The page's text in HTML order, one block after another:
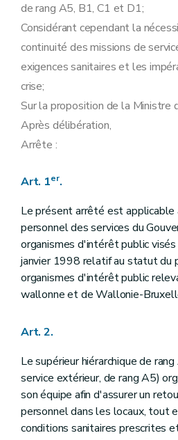
de rang A5, B1, C1 et D1;
Considérant cependant la
continuité des missions de
exigences sanitaires et les
crise;
Sur la proposition de la Ministre
Après délibération,
Arrête :
Art. 1er.
Le présent arrêté est applicable
personnel des services du
organismes d'intérêt public
janvier 1998 relatif au statut du
organismes d'intérêt public
wallonne et de Wallonie-
Art. 2.
Le supérieur hiérarchique de
service extérieur, de rang A5)
son équipe afin d'assurer un
personnel dans les locaux, tout
conditions sanitaires prescrites